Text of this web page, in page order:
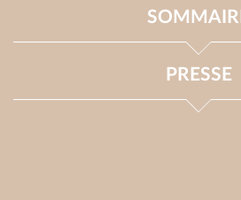
PRESSE